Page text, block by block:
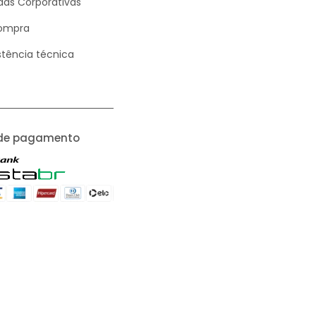
técnica
pagamento